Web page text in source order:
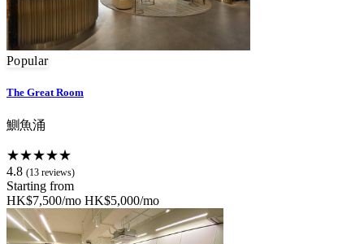
Popular
The Great Room
鰂魚涌
★★★★★
4.8 (13 reviews)
Starting from
HK$7,500/mo HK$5,000/mo